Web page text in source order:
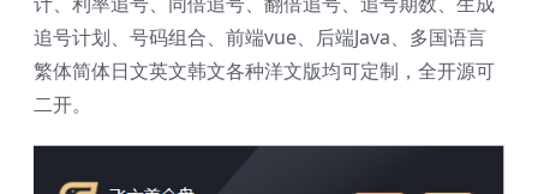
追号计划、号码组合、前端vue、后端Java、多国语言
繁体简体日文英文韩文各种洋文版均可定制，全开源可
二开。